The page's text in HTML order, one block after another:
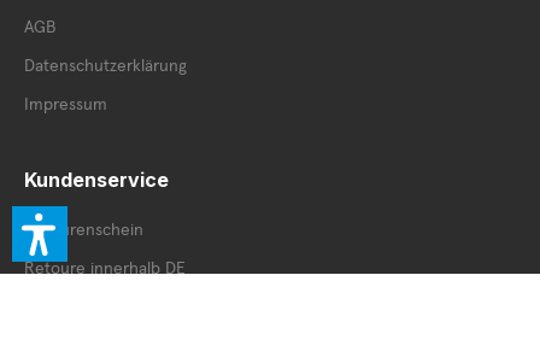
AGB
Datenschutzerklärung
Impressum
Kundenservice
Retourenschein
Retoure innerhalb DE